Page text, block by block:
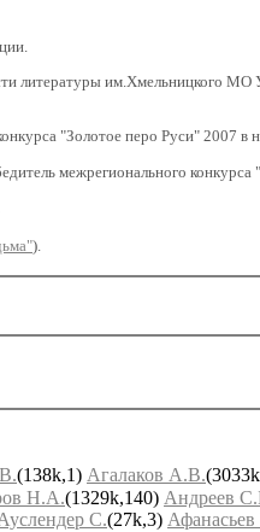
литературы им.Хмельницкого
"Золотое перо Руси" 2007 в
межрегионального
).
(138k,1) Агалаков А.В.
Н.А.(1329k,140) Андреев
С.(27k,3)